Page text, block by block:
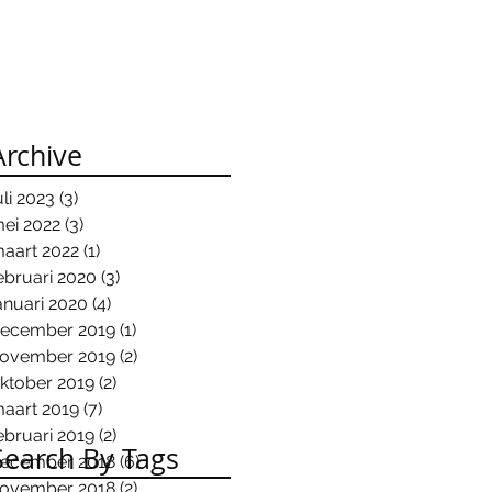
By Tags
2023 (3)
2022 (3)
2022 (1)
2020 (3)
2020 (4)
2019 (1)
2019 (2)
2019 (2)
2019 (7)
2019 (2)
2018 (6)6 posts